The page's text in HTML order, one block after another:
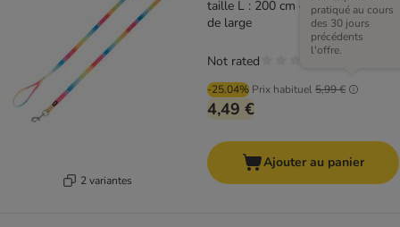
2 variantes
taille L : 200 cm de long, 25 mm
de large
-25.04% Prix habituel5,99 €
pratiqué au cours
des 30 jours
précédents
l'offre.
4,49 €
Not rated
Ajouter au panier